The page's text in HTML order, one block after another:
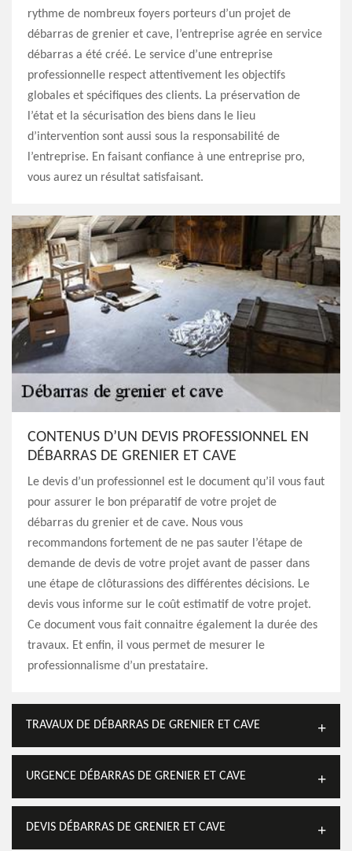
rythme de nombreux foyers porteurs d’un projet de
débarras de grenier et cave, l’entreprise agrée en service
débarras a été créé. Le service d’une entreprise
professionnelle respect attentivement les objectifs
globales et spécifiques des clients. La préservation de
l’état et la sécurisation des biens dans le lieu
d’intervention sont aussi sous la responsabilité de
l’entreprise. En faisant confiance à une entreprise pro,
vous aurez un résultat satisfaisant.
CONTENUS D’UN DEVIS PROFESSIONNEL EN
DÉBARRAS DE GRENIER ET CAVE
Le devis d’un professionnel est le document qu’il vous faut
pour assurer le bon préparatif de votre projet de
débarras du grenier et de cave. Nous vous
recommandons fortement de ne pas sauter l’étape de
demande de devis de votre projet avant de passer dans
une étape de clôturassions des différentes décisions. Le
devis vous informe sur le coût estimatif de votre projet.
Ce document vous fait connaitre également la durée des
travaux. Et enfin, il vous permet de mesurer le
professionnalisme d’un prestataire.
TRAVAUX DE DÉBARRAS DE GRENIER ET CAVE
URGENCE DÉBARRAS DE GRENIER ET CAVE
DEVIS DÉBARRAS DE GRENIER ET CAVE